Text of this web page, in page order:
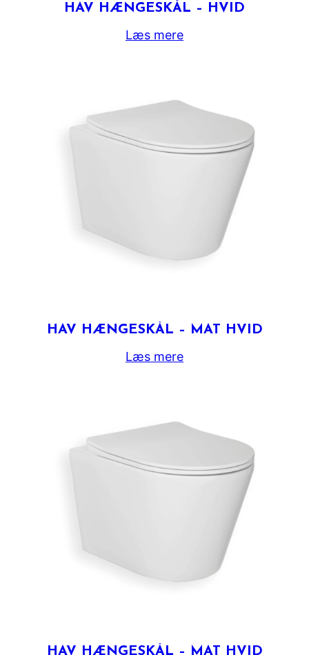
HAV HÆNGESKÅL – HVID
Læs mere
HAV HÆNGESKÅL – MAT HVID
Læs mere
HAV HÆNGESKÅL – MAT HVID